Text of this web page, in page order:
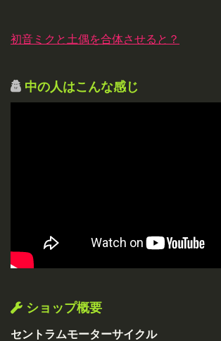
初音ミクと土偶を合体させると？
中の人はこんな感じ
ショップ概要
セントラムモーターサイクル